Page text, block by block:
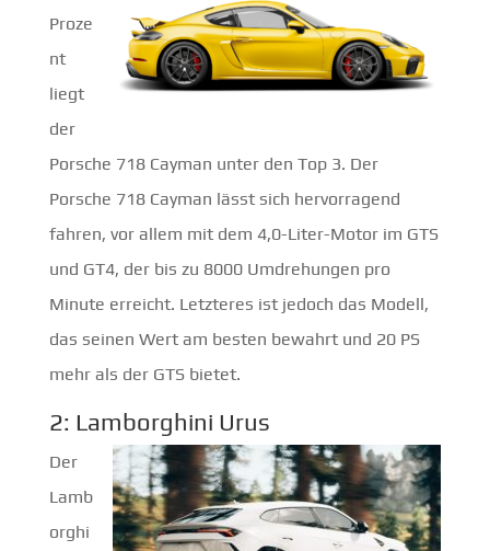
Proze
nt
liegt
der
Porsche 718 Cayman unter den Top 3. Der
Porsche 718 Cayman lässt sich hervorragend
fahren, vor allem mit dem 4,0-Liter-Motor im GTS
und GT4, der bis zu 8000 Umdrehungen pro
Minute erreicht. Letzteres ist jedoch das Modell,
das seinen Wert am besten bewahrt und 20 PS
mehr als der GTS bietet.
2: Lamborghini Urus
Der
Lamb
orghi